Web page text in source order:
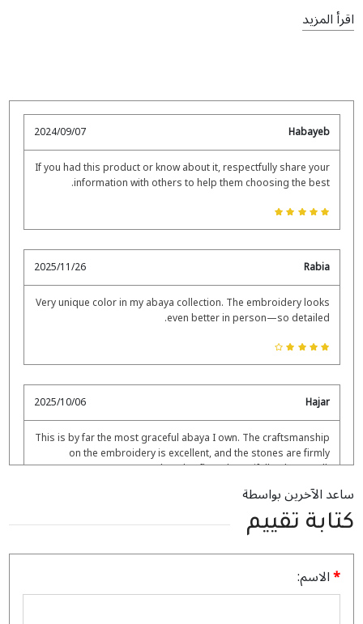
الفريد يجعل
تعرضتصاميم العبايات
جمالاً وسحراً على التصاميم التقليدية. إذا كنتِ تبحثين عن مظهر
اقرأ المزيد
ساعد الآخرين بواسطة
كتابة تقييم
الاسم:
Habayeb
2024/09/07
If you had this product or know about it, respectfully share your
information with others to help them choosing the best.
Rabia
2025/11/26
Very unique color in my abaya collection. The embroidery looks
even better in person—so detailed.
Hajar
2025/10/06
This is by far the most graceful abaya I own. The craftsmanship
on the embroidery is excellent, and the stones are firmly
placed. It flows beautifully when I walk.
Lamis
2025/08/02
My butterfly abaya just arrived, and it’s truly beautiful. The Nida